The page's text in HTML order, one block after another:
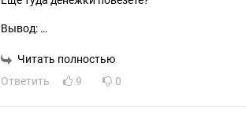
Вывод:
Читать полностью
Ответить
9 0